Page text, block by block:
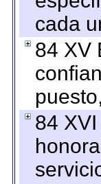
cada
84 XV
84